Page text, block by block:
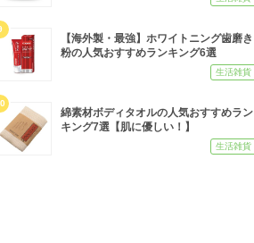
【海外製・最強】ホワイトニング歯磨き
粉の人気おすすめランキング6選
生活雑貨
綿素材ボディタオルの人気おすすめラン
キング7選【肌に優しい！】
生活雑貨